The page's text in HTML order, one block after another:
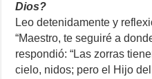
Dios?
Leo detenidamente y
“Maestro, te seguiré a
respondió: “Las zorras
cielo, nidos; pero el Hijo